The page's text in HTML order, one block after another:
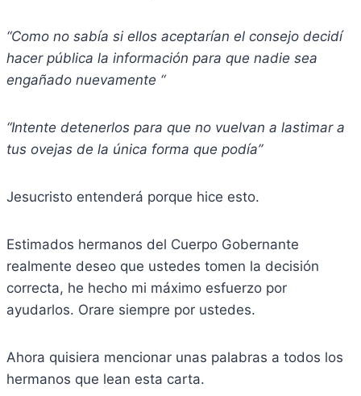
“Como no sabía si ellos aceptarían el consejo decidí
hacer pública la información para que nadie sea
engañado nuevamente “
“Intente detenerlos para que no vuelvan a lastimar a
tus ovejas de la única forma que podía”
Jesucristo entenderá porque hice esto.
Estimados hermanos del Cuerpo Gobernante
realmente deseo que ustedes tomen la decisión
correcta, he hecho mi máximo esfuerzo por
ayudarlos. Orare siempre por ustedes.
Ahora quisiera mencionar unas palabras a todos los
hermanos que lean esta carta.